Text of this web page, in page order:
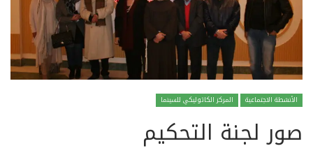
الأنشطة الاجتماعية المركز الكاثوليكي للسينما
صور لجنة التحكيم